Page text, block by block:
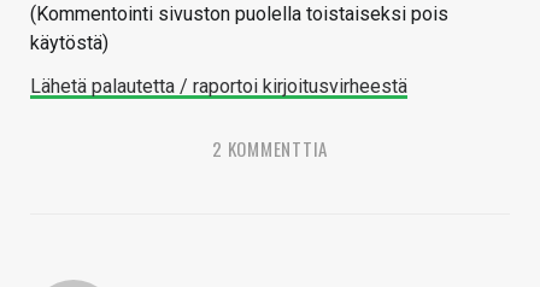
(Kommentointi sivuston puolella toistaiseksi pois
käytöstä)
Lähetä palautetta / raportoi kirjoitusvirheestä
2 KOMMENTTIA